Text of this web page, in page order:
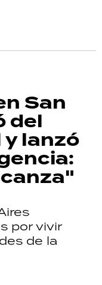
San
del
lanzó
por vivir
de la